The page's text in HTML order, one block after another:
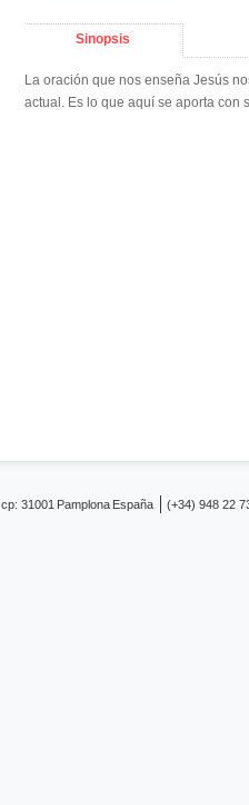
Sinopsis
La oración que nos enseña Jesús
actual. Es lo que aquí se aporta con
cp: 31001 Pamplona España (+34) 948 22